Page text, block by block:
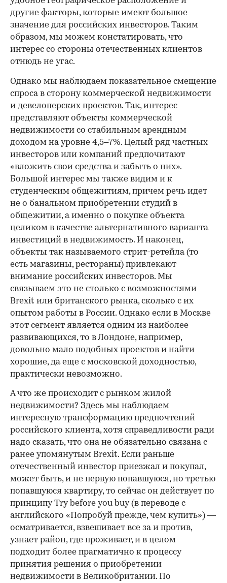
другие факторы, которые имеют большое
значение для российских инвесторов. Таким
образом, мы можем констатировать, что
интерес со стороны отечественных клиентов
отнюдь не угас.
Однако мы наблюдаем показательное смещение
спроса в сторону коммерческой недвижимости
и девелоперских проектов. Так, интерес
представляют объекты коммерческой
недвижимости со стабильным арендным
доходом на уровне 4,5–7%. Целый ряд частных
инвесторов или компаний предпочитают
«вложить свои средства и забыть о них».
Большой интерес мы также видим и к
студенческим общежитиям, причем речь идет
не о банальном приобретении студий в
общежитии, а именно о покупке объекта
целиком в качестве альтернативного варианта
инвестиций в недвижимость. И наконец,
объекты так называемого стрит-ретейла (то
есть магазины, рестораны) привлекают
внимание российских инвесторов. Мы
связываем это не столько с возможностями
Brexit или британского рынка, сколько с их
опытом работы в России. Однако если в Москве
этот сегмент является одним из наиболее
развивающихся, то в Лондоне, например,
довольно мало подобных проектов и найти
хорошие, да еще с московской доходностью,
практически невозможно.
А что же происходит с рынком жилой
недвижимости? Здесь мы наблюдаем
интересную трансформацию предпочтений
российского клиента, хотя справедливости ради
надо сказать, что она не обязательно связана с
ранее упомянутым Brexit. Если раньше
отечественный инвестор приезжал и покупал,
может быть, и не первую попавшуюся, но третью
попавшуюся квартиру, то сейчас он действует по
принципу Try before you buy (в переводе с
английского «Попробуй прежде, чем купить») —
осматривается, взвешивает все за и против,
узнает район, где проживает, и в целом
подходит более прагматично к процессу
принятия решения о приобретении
недвижимости в Великобритании. По